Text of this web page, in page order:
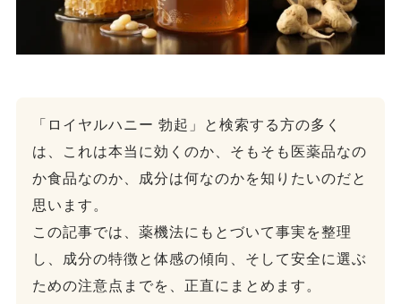
「ロイヤルハニー 勃起」と検索する方の多く
は、これは本当に効くのか、そもそも医薬品なの
か食品なのか、成分は何なのかを知りたいのだと
思います。
この記事では、薬機法にもとづいて事実を整理
し、成分の特徴と体感の傾向、そして安全に選ぶ
ための注意点までを、正直にまとめます。